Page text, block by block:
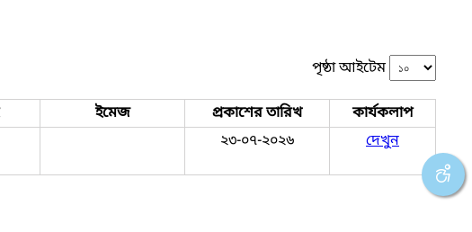
পৃষ্ঠা আইটেম
ইমেজ প্রকাশের তারিখ
কার্যকলাপ
২৩-০৭-২০২৬ দেখুন